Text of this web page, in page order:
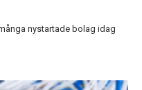
nystartade bolag idag